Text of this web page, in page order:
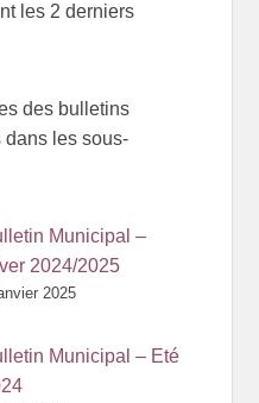
les 2 derniers
des bulletins
dans les sous-
Municipal –
2024/2025
2025
Municipal – Eté